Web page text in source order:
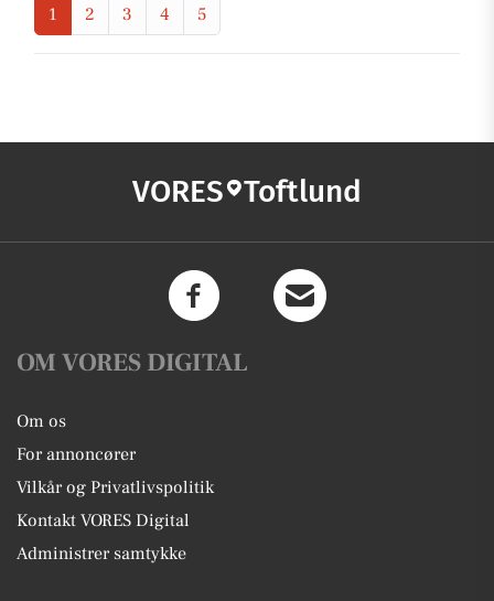
1 2 3 4 5
VORES Toftlund
OM VORES DIGITAL
Om os
For annoncører
Vilkår og Privatlivspolitik
Kontakt VORES Digital
Administrer samtykke